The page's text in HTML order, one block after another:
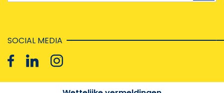
SOCIAL MEDIA